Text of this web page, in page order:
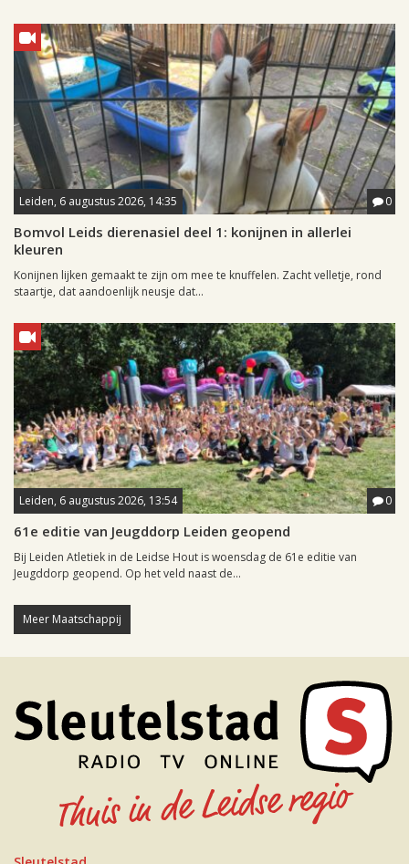
Leiden, 6 augustus 2026, 14:35 0
Bomvol Leids dierenasiel deel 1: konijnen in allerlei
kleuren
Konijnen lijken gemaakt te zijn om mee te knuffelen. Zacht velletje, rond
staartje, dat aandoenlijk neusje dat...
Leiden, 6 augustus 2026, 13:54 0
61e editie van Jeugddorp Leiden geopend
Bij Leiden Atletiek in de Leidse Hout is woensdag de 61e editie van
Jeugddorp geopend. Op het veld naast de...
Meer Maatschappij